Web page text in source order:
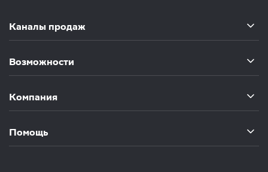
Каналы продаж
Возможности
Компания
Помощь